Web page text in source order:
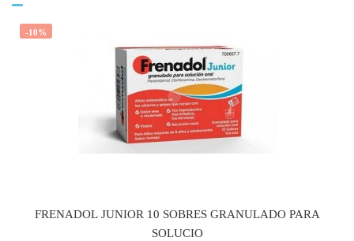
-10%
FRENADOL JUNIOR 10 SOBRES GRANULADO PARA
SOLUCIO